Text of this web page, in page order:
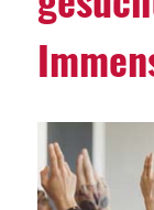
Organisation
bbw als
Jobportal
Presse und
bbw e. V.